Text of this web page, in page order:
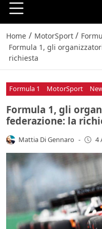
Home / MotorSport /
Formula 1, gli
richiesta
Formula 1 MotorSport
Formula 1, gli
federazione: la
Mattia Di Gennaro - 4